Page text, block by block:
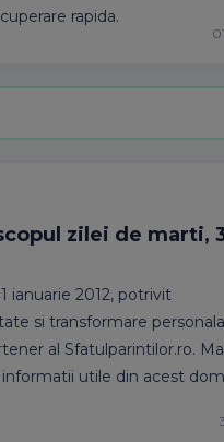
rapida.
zilei de marti,
ianuarie 2012, potrivit
si transformare
al Sfatulparintilor.ro.
utile din acest